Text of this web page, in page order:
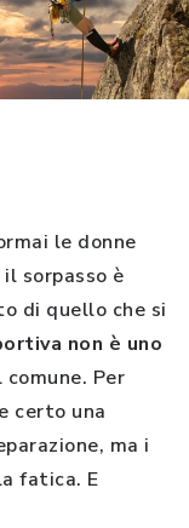
le donne
sorpasso è
di quello che si
non è uno
Per
certo una
ma i
fatica. E